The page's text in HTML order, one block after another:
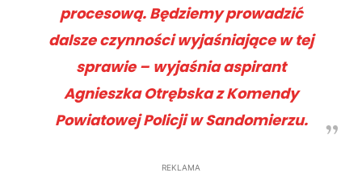
procesową. Będziemy prowadzić
dalsze czynności wyjaśniające w tej
sprawie – wyjaśnia aspirant
Agnieszka Otrębska z Komendy
Powiatowej Policji w Sandomierzu.
REKLAMA